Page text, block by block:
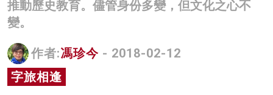
影片
灼見活動
關於我們
推動歷史教育。儘管身份多變，但文化之心不
變。
作者:馮珍今 - 2018-02-12
字旅相逢